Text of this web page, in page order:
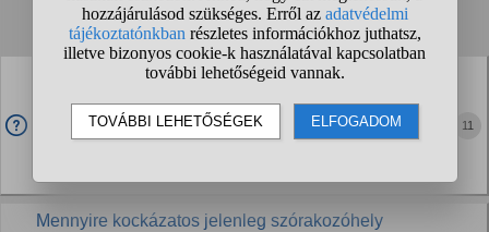
1 2 3 4 ... ❯ ❯❯
Mennyire gyakori, hogy egy heti rendezvényen eleinte
Egy zenés, heti egyszer megrendezésre kerülő eseményt
szeretnék szervezni, és az üzleti kialakítás miatt igazából mi
11
Mennyire kockázatos jelenleg szórakozóhely